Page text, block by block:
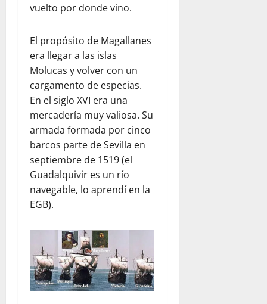
vuelto por donde vino.
El propósito de Magallanes
era llegar a las islas
Molucas y volver con un
cargamento de especias.
En el siglo XVI era una
mercadería muy valiosa. Su
armada formada por cinco
barcos parte de Sevilla en
septiembre de 1519 (el
Guadalquivir es un río
navegable, lo aprendí en la
EGB).